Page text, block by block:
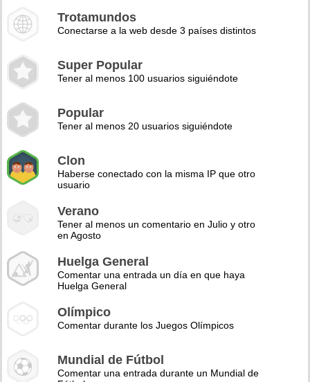
Trotamundos
Conectarse a la web desde 3 países distintos
Super Popular
Tener al menos 100 usuarios siguiéndote
Popular
Tener al menos 20 usuarios siguiéndote
Clon
Haberse conectado con la misma IP que otro
usuario
Verano
Tener al menos un comentario en Julio y otro
en Agosto
Huelga General
Comentar una entrada un día en que haya
Huelga General
Olímpico
Comentar durante los Juegos Olímpicos
Mundial de Fútbol
Comentar una entrada durante un Mundial de